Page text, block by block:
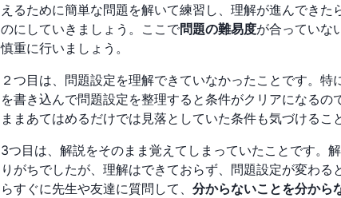
えるために簡単な問題を解いて練習し、理解が進んでき
のにしていきましょう。ここで問題の難易度が合っていな
慎重に行いましょう。
２つ目は、問題設定を理解できていなかったことです。
を書き込んで問題設定を整理すると条件がクリアになる
ままあてはめるだけでは見落としていた条件も気づけるこ
3つ目は、解説をそのまま覚えてしまっていたことです。
りがちでしたが、理解はできておらず、問題設定が変わ
らすぐに先生や友達に質問して、 分からないことを分から